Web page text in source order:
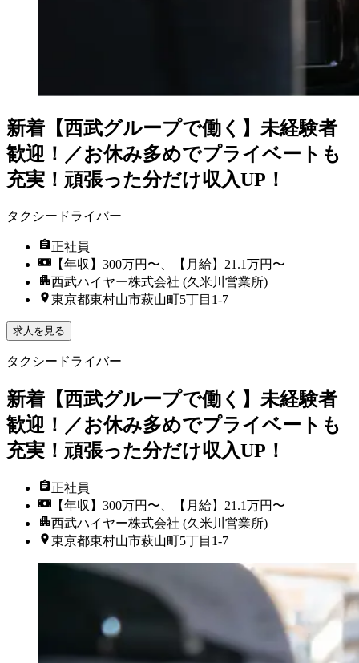
新着 【西武グループで働く】未経験者
歓迎！／お休み多めでプライベートも
充実！頑張った分だけ収入UP！
タクシードライバー
正社員
【年収】300万円〜、【月給】21.1万円〜
西武ハイヤー株式会社 (久米川営業所)
東京都東村山市萩山町5丁目1-7
求人を見る
タクシードライバー
新着 【西武グループで働く】未経験者
歓迎！／お休み多めでプライベートも
充実！頑張った分だけ収入UP！
正社員
【年収】300万円〜、【月給】21.1万円〜
西武ハイヤー株式会社 (久米川営業所)
東京都東村山市萩山町5丁目1-7